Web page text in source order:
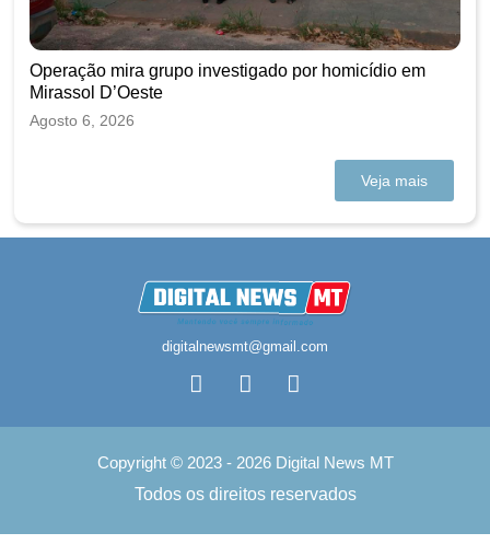
Operação mira grupo investigado por homicídio em
Mirassol D’Oeste
Agosto 6, 2026
Veja mais
digitalnewsmt@gmail.com
Copyright © 2023 - 2026 Digital News MT
Todos os direitos reservados